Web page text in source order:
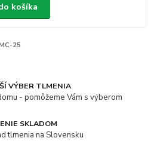
košíka
25
VÝBER TLMENIA
- pomôžeme Vám s výberom
SKLADOM
tlmenia na Slovensku